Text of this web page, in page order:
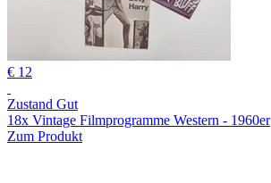
€ 12
Zustand Gut
18x Vintage Filmprogramme Western - 1960er
Zum Produkt